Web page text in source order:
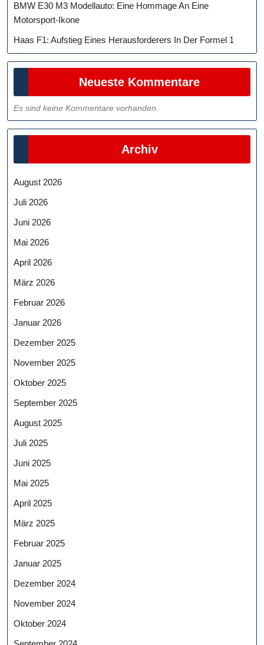
BMW E30 M3 Modellauto: Eine Hommage An Eine
Motorsport-Ikone
Haas F1: Aufstieg Eines Herausforderers In Der Formel 1
Neueste Kommentare
Es sind keine Kommentare vorhanden.
Archiv
August 2026
Juli 2026
Juni 2026
Mai 2026
April 2026
März 2026
Februar 2026
Januar 2026
Dezember 2025
November 2025
Oktober 2025
September 2025
August 2025
Juli 2025
Juni 2025
Mai 2025
April 2025
März 2025
Februar 2025
Januar 2025
Dezember 2024
November 2024
Oktober 2024